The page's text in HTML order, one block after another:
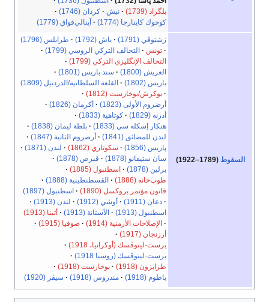
بلگراد (1739)
نيش
كردان (1746)
كوچوك كاينارجا (1774)
آينالي‌قواق (1779)
السقوط (1789–1922)
زشتوڤي (1791) ياش (1792)
طرابلس (1796)
تونس
التحالف التركي الروسي (1799)
التحالف الإنگليزي التركي (1799)
العريش (1800)
سند باريس (1801)
باريس (1802)
القلعة السلطانية/الدردنيل (1809)
بوكرش/بوخارست (1812)
أرضروم الأولى (1823)
أكرمان (1826)
أدرنه (1829)
كوتاهية (1833)
هنكار إسكله سي (1833)
بلطة ليمان (1838)
لندن للمضائق (1841)
أرضروم الثانية (1847)
پاريس (1856)
سكوتاري (1862)
لندن (1871)
سان ستيفانو (1878)
قبرص (1878)
برلين (1878)
اسطنبول (1885)
طوپ‌خانه (1886)
القسطنطينية (1888)
قانون مؤتمر بروكسل (1890)
اسطنبول (1897)
دعان (1911)
أوشي (1912)
لندن (1913)
اسطنبول (1913)
الآستانة (1913)
أثينا (1913)
الإصلاحات الأرمنية (1914)
صوفيا (1915)
أرزنجان (1917)
برست-ليتوڤسك (أوكرانيا، 1918)
برست-ليتوڤسك (روسيا 1918)
طرابزون (1918)
بوخارست (1918)
باطوم (1918)
مندروس (1918) سيڤر (1920)